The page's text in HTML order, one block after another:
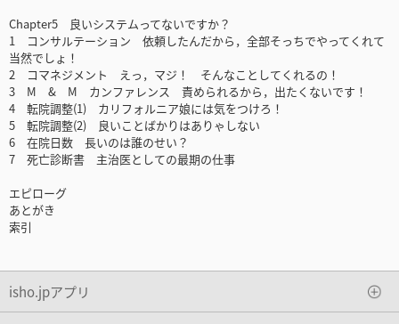
Chapter5 良いシステムってないですか？
1 コンサルテーション 依頼したんだから，全部そっちでやってくれて
当然でしょ！
2 コマネジメント えっ，マジ！ そんなことしてくれるの！
3 M & M カンファレンス 責められるから，出たくないです！
4 転院調整(1) カリフォルニア娘には気をつけろ！
5 転院調整(2) 良いことばかりはありゃしない
6 在院日数 長いのは誰のせい？
7 死亡診断書 主治医としての最期の仕事
エピローグ
あとがき
索引
isho.jpアプリ